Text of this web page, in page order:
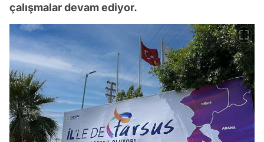
çalışmalar devam ediyor.